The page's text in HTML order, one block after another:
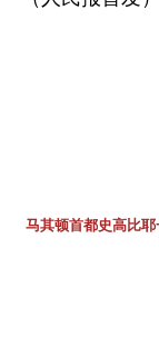
马其顿首都史高比